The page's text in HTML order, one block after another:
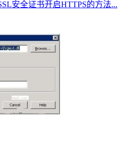
安全证书开启HTTPS的方法...